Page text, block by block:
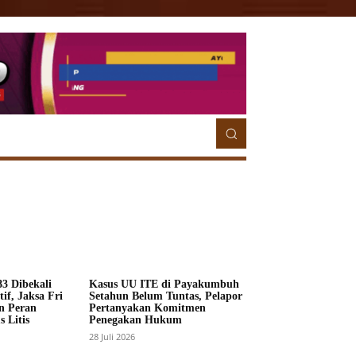
Dibekali
Jaksa Fri
Peran
Litis
Kasus UU ITE di Payakumbuh
Setahun Belum Tuntas, Pelapor
Pertanyakan Komitmen
Penegakan Hukum
28 Juli 2026